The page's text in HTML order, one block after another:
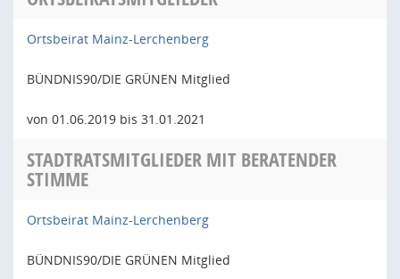
Ortsbeirat Mainz-Lerchenberg
BÜNDNIS90/DIE GRÜNEN Mitglied
von 01.06.2019 bis 31.01.2021
STADTRATSMITGLIEDER MIT BERATENDER
STIMME
Ortsbeirat Mainz-Lerchenberg
BÜNDNIS90/DIE GRÜNEN Mitglied